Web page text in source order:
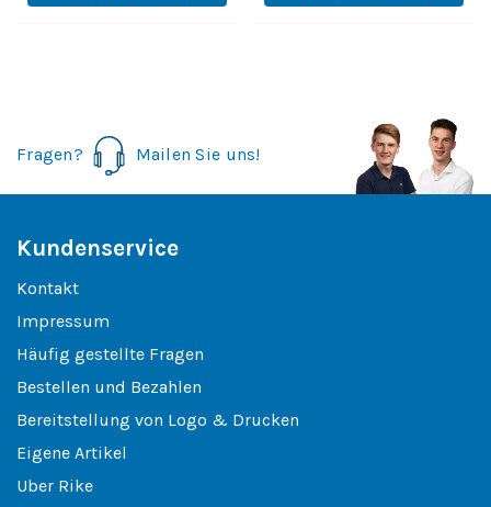
Fragen? Mailen Sie uns!
Kundenservice
Kontakt
Impressum
Häufig gestellte Fragen
Bestellen und Bezahlen
Bereitstellung von Logo & Drucken
Eigene Artikel
Uber Rike